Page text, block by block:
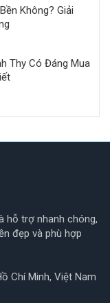
Không? Giải
Thy Có Đáng Mua
hỗ trợ nhanh chóng,
đẹp và phù hợp
Chí Minh, Việt Nam